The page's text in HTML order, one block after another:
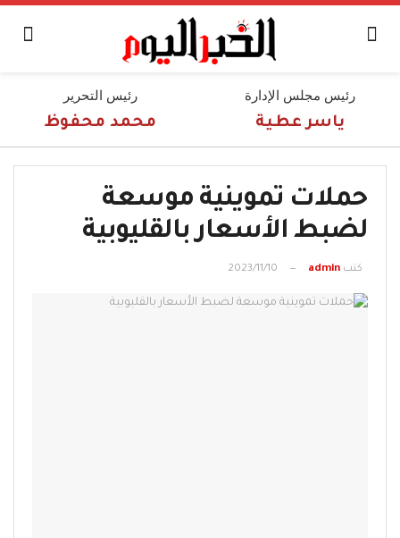
رئيس مجلس الإدارة
ياسر عطية
رئيس التحرير
محمد محفوظ
حملات تموينية موسعة
لضبط الأسعار بالقليوبية
كتب admin
2023/11/10